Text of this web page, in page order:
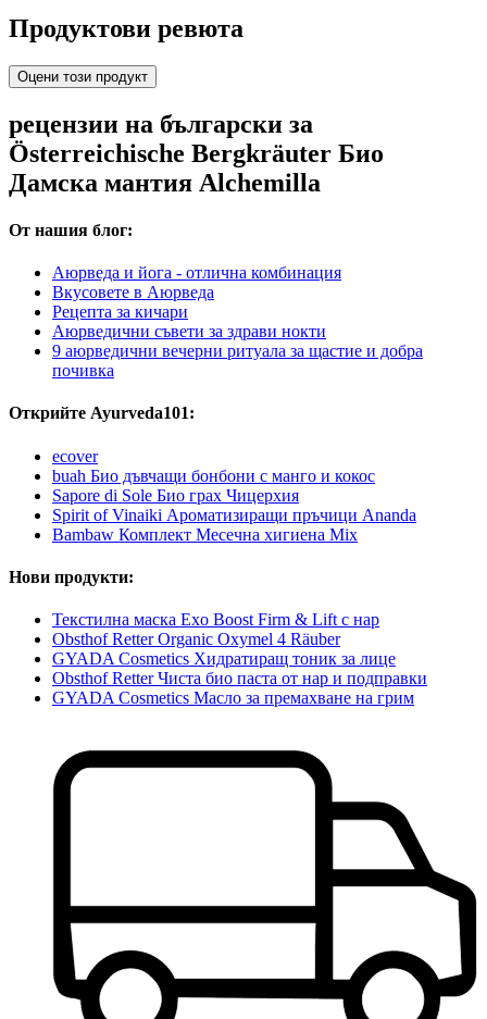
Продуктови ревюта
Оцени този продукт
рецензии на български за
Österreichische Bergkräuter Био
Дамска мантия Alchemilla
От нашия блог:
Аюрведа и йога - отлична комбинация
Вкусовете в Аюрведа
Рецепта за кичари
Аюрведични съвети за здрави нокти
9 аюрведични вечерни ритуала за щастие и добра
почивка
Открийте Ayurveda101:
ecover
buah Био дъвчащи бонбони с манго и кокос
Sapore di Sole Био грах Чицерхия
Spirit of Vinaiki Ароматизиращи пръчици Ananda
Bambaw Комплект Месечна хигиена Mix
Нови продукти:
Текстилна маска Exo Boost Firm & Lift с нар
Obsthof Retter Organic Oxymel 4 Räuber
GYADA Cosmetics Хидратиращ тоник за лице
Obsthof Retter Чиста био паста от нар и подправки
GYADA Cosmetics Масло за премахване на грим